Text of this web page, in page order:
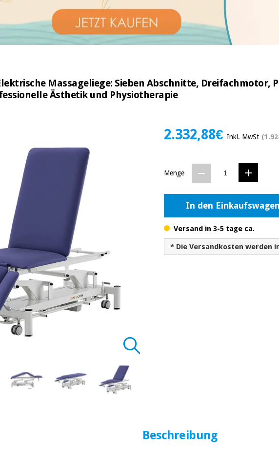
Massageliege: Sieben Abschnitte, Dreifachmotor,
Ästhetik und Physiotherapie
2.332,88€Inkl. MwSt
Menge
In den Einkaufswagen
Versand in 3-5 tage ca.
* Die Versandkosten werden
Beschreibung